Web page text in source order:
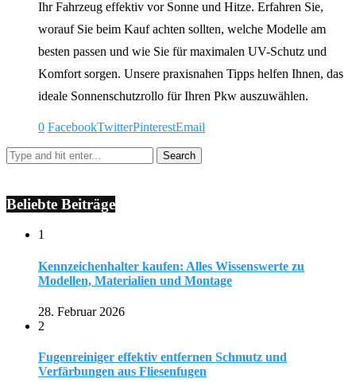
Ihr Fahrzeug effektiv vor Sonne und Hitze. Erfahren Sie,
worauf Sie beim Kauf achten sollten, welche Modelle am
besten passen und wie Sie für maximalen UV-Schutz und
Komfort sorgen. Unsere praxisnahen Tipps helfen Ihnen, das
ideale Sonnenschutzrollo für Ihren Pkw auszuwählen.
0 FacebookTwitterPinterestEmail
Beliebte Beiträge
1
Kennzeichenhalter kaufen: Alles Wissenswerte zu
Modellen, Materialien und Montage
28. Februar 2026
2
Fugenreiniger effektiv entfernen Schmutz und
Verfärbungen aus Fliesenfugen